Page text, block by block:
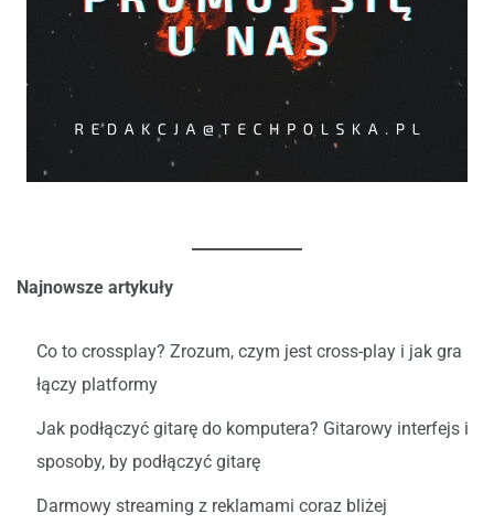
Najnowsze artykuły
Co to crossplay? Zrozum, czym jest cross-play i jak gra
łączy platformy
Jak podłączyć gitarę do komputera? Gitarowy interfejs i
sposoby, by podłączyć gitarę
Darmowy streaming z reklamami coraz bliżej